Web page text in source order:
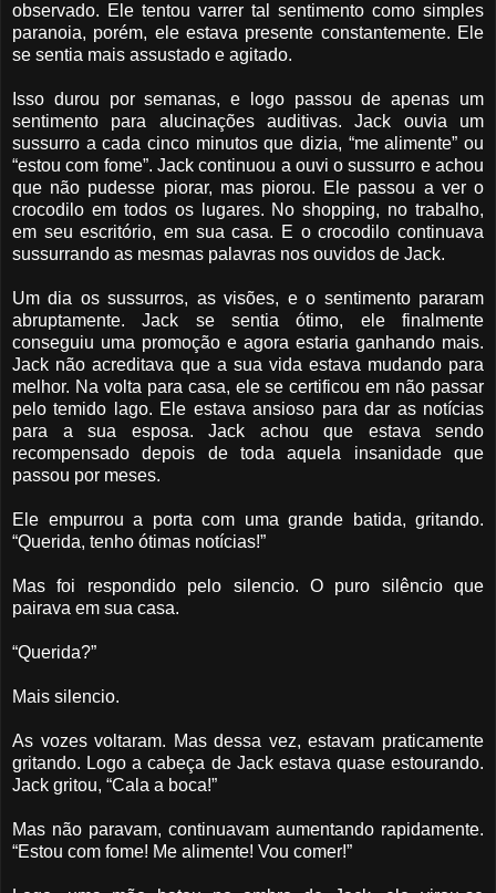
observado. Ele tentou varrer tal sentimento como simples
paranoia, porém, ele estava presente constantemente. Ele
se sentia mais assustado e agitado.
Isso durou por semanas, e logo passou de apenas um
sentimento para alucinações auditivas. Jack ouvia um
sussurro a cada cinco minutos que dizia, “me alimente” ou
“estou com fome”. Jack continuou a ouvi o sussurro e achou
que não pudesse piorar, mas piorou. Ele passou a ver o
crocodilo em todos os lugares. No shopping, no trabalho,
em seu escritório, em sua casa. E o crocodilo continuava
sussurrando as mesmas palavras nos ouvidos de Jack.
Um dia os sussurros, as visões, e o sentimento pararam
abruptamente. Jack se sentia ótimo, ele finalmente
conseguiu uma promoção e agora estaria ganhando mais.
Jack não acreditava que a sua vida estava mudando para
melhor. Na volta para casa, ele se certificou em não passar
pelo temido lago. Ele estava ansioso para dar as notícias
para a sua esposa. Jack achou que estava sendo
recompensado depois de toda aquela insanidade que
passou por meses.
Ele empurrou a porta com uma grande batida, gritando.
“Querida, tenho ótimas notícias!”
Mas foi respondido pelo silencio. O puro silêncio que
pairava em sua casa.
“Querida?”
Mais silencio.
As vozes voltaram. Mas dessa vez, estavam praticamente
gritando. Logo a cabeça de Jack estava quase estourando.
Jack gritou, “Cala a boca!”
Mas não paravam, continuavam aumentando rapidamente.
“Estou com fome! Me alimente! Vou comer!”